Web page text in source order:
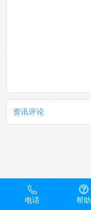
资讯评论
电话 帮助